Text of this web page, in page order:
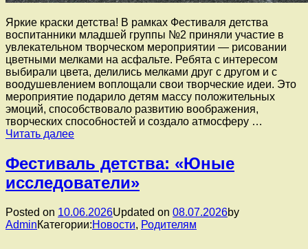
Яркие краски детства! В рамках Фестиваля детства
воспитанники младшей группы №2 приняли участие в
увлекательном творческом мероприятии — рисовании
цветными мелками на асфальте. Ребята с интересом
выбирали цвета, делились мелками друг с другом и с
воодушевлением воплощали свои творческие идеи. Это
мероприятие подарило детям массу положительных
эмоций, способствовало развитию воображения,
творческих способностей и создало атмосферу …
Читать далееВ
Фестиваля
детства
воспитанники
младшей
группы
№2
приняли
Фестиваль детства: «Юные
исследователи»
Posted on 10.06.2026Updated on 08.07.2026by
AdminКатегории:Новости, Родителям